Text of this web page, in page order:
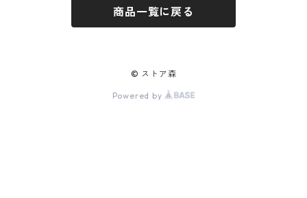
商品一覧に戻る
© ストア森
Powered by